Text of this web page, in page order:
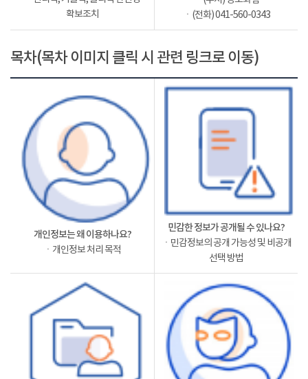
확보조치
ㆍ(전화) 041-560-0343
목차(목차 이미지 클릭 시 관련 링크로 이동)
개인정보는 왜 이용하나요?
ㆍ개인정보 처리 목적
민감한 정보가 공개될 수 있나요?
ㆍ민감정보의 공개 가능성 및 비공개
선택 방법